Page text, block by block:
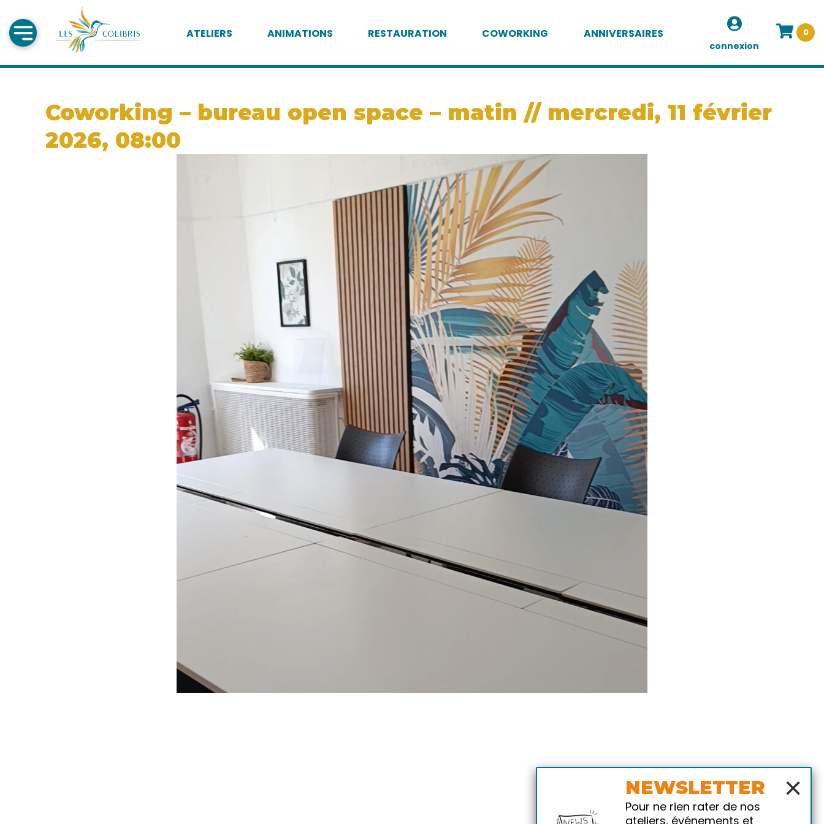
ATELIERS ANIMATIONS RESTAURATION COWORKING ANNIVERSAIRES
connexion
0
Coworking – bureau open space – matin // mercredi, 11 février
2026, 08:00
×
NEWSLETTER
Pour ne rien rater de nos
ateliers, événements et